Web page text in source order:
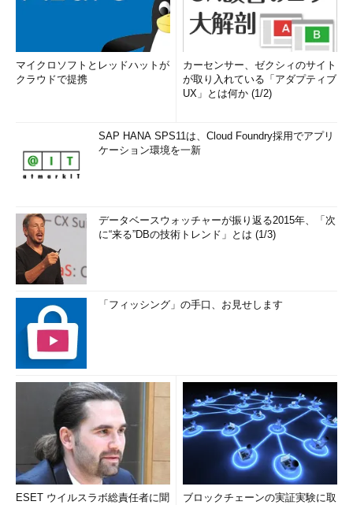
マイクロソフトとレッドハットが
クラウドで提携
カーセンサー、ゼクシィのサイト
が取り入れている「アダプティブ
UX」とは何か (1/2)
SAP HANA SPS11は、Cloud Foundry採用でアプリ
ケーション環境を一新
データベースウォッチャーが振り返る2015年、「次
に“来る”DBの技術トレンド」とは (1/3)
「フィッシング」の手口、お見せします
ESET ウイルスラボ総責任者に聞
ブロックチェーンの実証実験に取